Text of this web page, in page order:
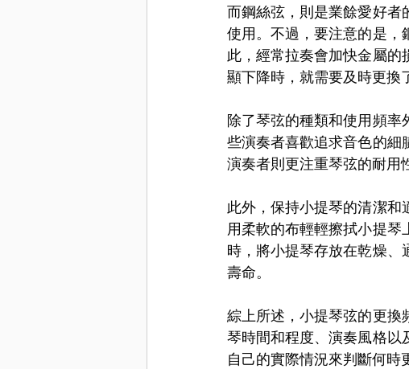
而鋼絲弦，則是業餘愛好者
使用。不過，要注意的是，
此，經常拉奏會加快金屬
顯下降時，就需要及時更換
除了琴弦的種類和使用頻
些演奏者喜歡追求音色的細
演奏者則更注重琴弦的耐用
此外，保持小提琴的清潔和
用柔軟的布輕輕擦拭小提琴
時，將小提琴存放在乾燥、
壽命。
綜上所述，小提琴弦的更換
琴時間和程度、演奏風格以
自己的實際情況來判斷何時